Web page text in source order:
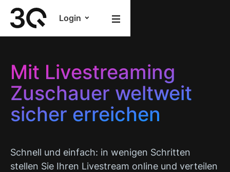
Login
Mit Livestreaming
Zuschauer weltweit
sicher erreichen
Schnell und einfach: in wenigen Schritten
stellen Sie Ihren Livestream online und verteilen